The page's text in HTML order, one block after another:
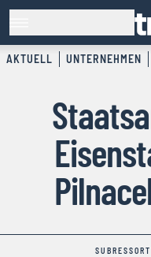
AKTUELL UNTERNEHMEN
SUBRESSORT